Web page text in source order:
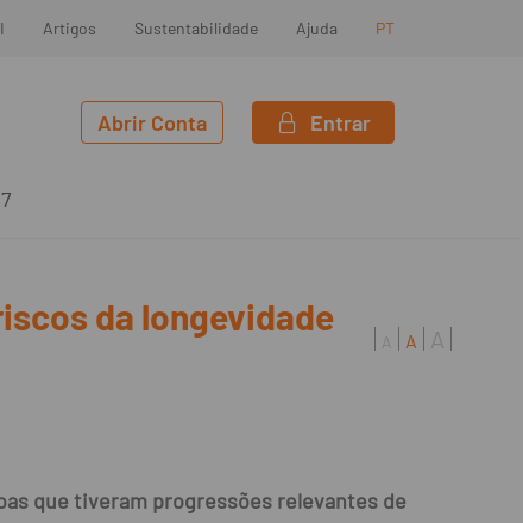
Artigos Sustentabilidade Ajuda PT
Abrir Conta Entrar
da longevidade
A A A
que tiveram progressões relevantes de